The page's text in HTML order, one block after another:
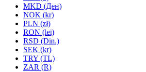
MKD (Ден)
NOK (kr)
PLN (zł)
RON (lei)
RSD (Din.)
SEK (kr)
TRY (TL)
ZAR (R)